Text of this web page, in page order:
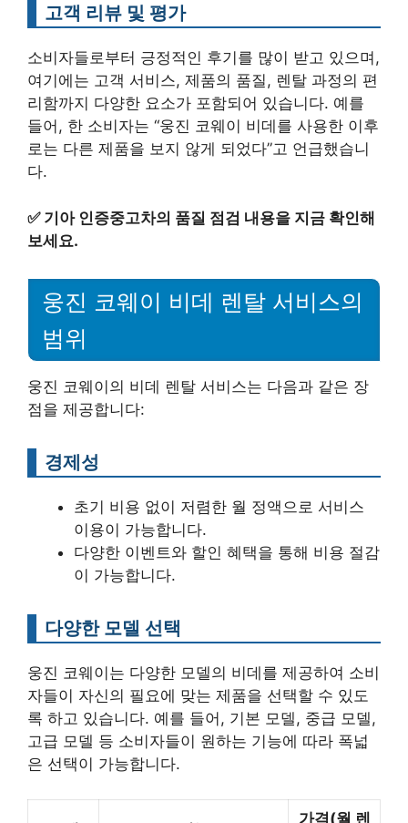
고객 리뷰 및 평가
소비자들로부터 긍정적인 후기를 많이 받고 있으며,
여기에는 고객 서비스, 제품의 품질, 렌탈 과정의 편
리함까지 다양한 요소가 포함되어 있습니다. 예를
들어, 한 소비자는 “웅진 코웨이 비데를 사용한 이후
로는 다른 제품을 보지 않게 되었다”고 언급했습니
다.
✅ 기아 인증중고차의 품질 점검 내용을 지금 확인해
보세요.
웅진 코웨이 비데 렌탈 서비스의
범위
웅진 코웨이의 비데 렌탈 서비스는 다음과 같은 장
점을 제공합니다:
경제성
초기 비용 없이 저렴한 월 정액으로 서비스
이용이 가능합니다.
다양한 이벤트와 할인 혜택을 통해 비용 절감
이 가능합니다.
다양한 모델 선택
웅진 코웨이는 다양한 모델의 비데를 제공하여 소비
자들이 자신의 필요에 맞는 제품을 선택할 수 있도
록 하고 있습니다. 예를 들어, 기본 모델, 중급 모델,
고급 모델 등 소비자들이 원하는 기능에 따라 폭넓
은 선택이 가능합니다.
가격(월 렌